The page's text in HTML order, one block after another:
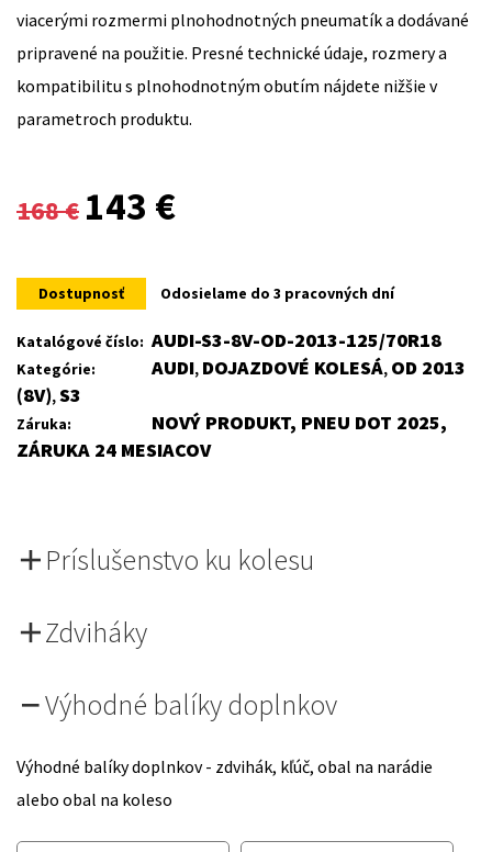
viacerými rozmermi plnohodnotných pneumatík a dodávané
pripravené na použitie. Presné technické údaje, rozmery a
kompatibilitu s plnohodnotným obutím nájdete nižšie v
parametroch produktu.
168€
Original
was:
168 €.
143 €
is:
143 €.
Dostupnosť Odosielame do 3 pracovných dní
Katalógové číslo: AUDI-S3-8V-OD-2013-125/70R18
Kategórie: AUDI, DOJAZDOVÉ KOLESÁ, OD 2013
(8V),S3
Záruka:
NOVÝ PRODUKT, PNEU DOT 2025,
ZÁRUKA 24 MESIACOV
Príslušenstvo ku kolesu
Zdviháky
Výhodné balíky doplnkov
Výhodné balíky doplnkov - zdvihák, kľúč, obal na narádie
alebo obal na koleso